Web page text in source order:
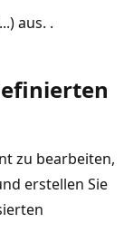
aus. .
zu bearbeiten,
erstellen Sie